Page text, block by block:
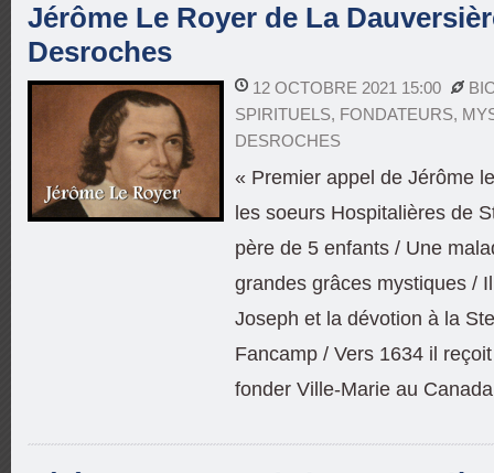
Jérôme Le Royer de La
Desroches
12 OCTOBRE 2021 15:00
SPIRITUELS, FONDATEURS,
DESROCHES
« Premier appel de Jérôme
les soeurs Hospitalières de
père de 5 enfants / Une
grandes grâces mystiques /
Joseph et la dévotion à la
Fancamp / Vers 1634 il
fonder Ville-Marie au